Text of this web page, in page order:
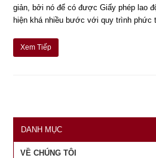
giản, bởi nó để có được Giấy phép lao
hiện khá nhiều bước với quy trình phức
Xem Tiếp
DANH MỤC
VỀ CHÚNG TÔI